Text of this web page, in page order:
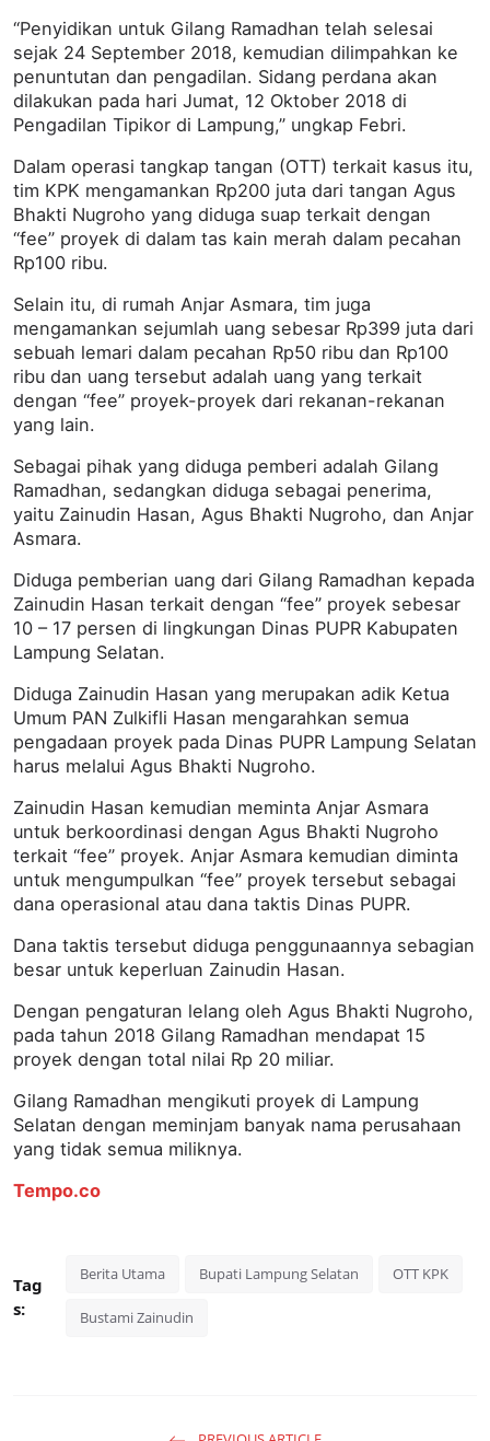
“Penyidikan untuk Gilang Ramadhan telah selesai
sejak 24 September 2018, kemudian dilimpahkan ke
penuntutan dan pengadilan. Sidang perdana akan
dilakukan pada hari Jumat, 12 Oktober 2018 di
Pengadilan Tipikor di Lampung,” ungkap Febri.
Dalam operasi tangkap tangan (OTT) terkait kasus itu,
tim KPK mengamankan Rp200 juta dari tangan Agus
Bhakti Nugroho yang diduga suap terkait dengan
“fee” proyek di dalam tas kain merah dalam pecahan
Rp100 ribu.
Selain itu, di rumah Anjar Asmara, tim juga
mengamankan sejumlah uang sebesar Rp399 juta dari
sebuah lemari dalam pecahan Rp50 ribu dan Rp100
ribu dan uang tersebut adalah uang yang terkait
dengan “fee” proyek-proyek dari rekanan-rekanan
yang lain.
Sebagai pihak yang diduga pemberi adalah Gilang
Ramadhan, sedangkan diduga sebagai penerima,
yaitu Zainudin Hasan, Agus Bhakti Nugroho, dan Anjar
Asmara.
Diduga pemberian uang dari Gilang Ramadhan kepada
Zainudin Hasan terkait dengan “fee” proyek sebesar
10 – 17 persen di lingkungan Dinas PUPR Kabupaten
Lampung Selatan.
Diduga Zainudin Hasan yang merupakan adik Ketua
Umum PAN Zulkifli Hasan mengarahkan semua
pengadaan proyek pada Dinas PUPR Lampung Selatan
harus melalui Agus Bhakti Nugroho.
Zainudin Hasan kemudian meminta Anjar Asmara
untuk berkoordinasi dengan Agus Bhakti Nugroho
terkait “fee” proyek. Anjar Asmara kemudian diminta
untuk mengumpulkan “fee” proyek tersebut sebagai
dana operasional atau dana taktis Dinas PUPR.
Dana taktis tersebut diduga penggunaannya sebagian
besar untuk keperluan Zainudin Hasan.
Dengan pengaturan lelang oleh Agus Bhakti Nugroho,
pada tahun 2018 Gilang Ramadhan mendapat 15
proyek dengan total nilai Rp 20 miliar.
Gilang Ramadhan mengikuti proyek di Lampung
Selatan dengan meminjam banyak nama perusahaan
yang tidak semua miliknya.
Tempo.co
Tag
s:
Berita Utama Bupati Lampung Selatan OTT KPK
Bustami Zainudin